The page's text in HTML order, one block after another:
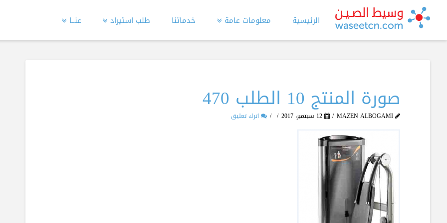
الرئيسية معلومات عامة خدماتنا طلب استيراد عنــا
صورة المنتج 10 الطلب 470
MAZEN ALBOGAMI 12 سبتمبر، 2017 اترك تعليق